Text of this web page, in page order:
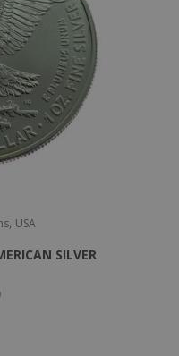
, USA
SILVER